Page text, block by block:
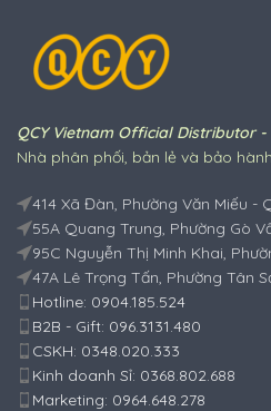
QCY Vietnam Official Distributor
Nhà phân phối, bản lẻ và bảo
414 Xã Đàn, Phường Văn Miếu -
55A Quang Trung, Phường Gò
95C Nguyễn Thị Minh Khai,
47A Lê Trọng Tấn, Phường Tân
Hotline: 0904.185.524
B2B - Gift: 096.3131.480
CSKH: 0348.020.333
Kinh doanh Sỉ: 0368.802.688
Marketing: 0964.648.278